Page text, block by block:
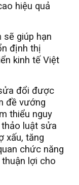
hiệu quả
sẽ giúp hạn
định thị
kinh tế Việt
đổi được
đề vướng
thiểu nguy
luật sửa
xấu, tăng
chức năng
lợi cho